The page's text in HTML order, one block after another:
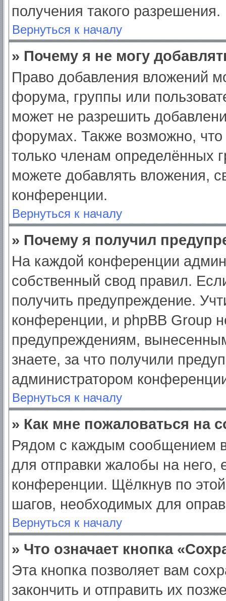
получения такого разрешения.
Вернуться к началу
» Почему я не могу
Право добавления вложений
форума, группы или
может не разрешить
форумах. Также возможно,
только членам определённых
можете добавлять вложения,
конференции.
Вернуться к началу
» Почему я получил
На каждой конференции
собственный свод правил.
получить предупреждение.
конференции, и phpBB Group
предупреждениям,
знаете, за что получили
администратором
Вернуться к началу
» Как мне пожаловаться на
Рядом с каждым сообщением
для отправки жалобы на него,
конференции. Щёлкнув по
шагов, необходимых для
Вернуться к началу
» Что означает кнопка
Эта кнопка позволяет вам
закончить и отправить их